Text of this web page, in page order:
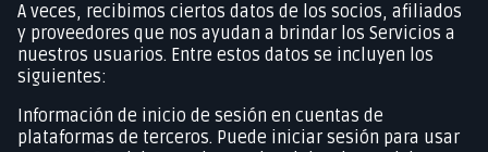
A veces, recibimos ciertos datos de los socios, afiliados
y proveedores que nos ayudan a brindar los Servicios a
nuestros usuarios. Entre estos datos se incluyen los
siguientes:
Información de inicio de sesión en cuentas de
plataformas de terceros. Puede iniciar sesión para usar